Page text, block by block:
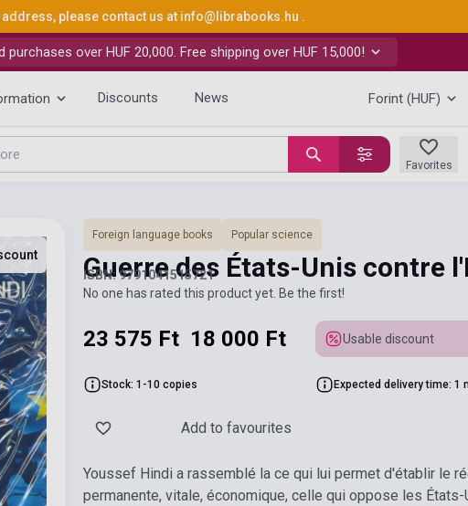
please contact us at info@librabooks.hu .
over HUF 20,000. Free shipping over HUF 15,000!
Discounts News Forint (HUF)
Favorites
Foreign language books Popular science
Guerre des États-Unis contre
ISBN: 9791041515721
No one has rated this product yet. Be the first!
23 575 Ft 18 000 Ft Usable discount
Stock: 1-10 copies Expected delivery time: 1
Add to favourites
Youssef Hindi a rassemblé la ce qui lui permet d'établir le
permanente, vitale, économique, celle qui oppose les États-